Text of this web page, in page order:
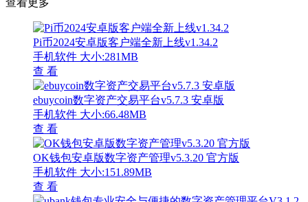
查看更多
Pi币2024安卓版客户端全新上线v1.34.2
手机软件 大小:281MB
查 看
ebuycoin数字资产交易平台v5.7.3 安卓版
手机软件 大小:66.48MB
查 看
OK钱包安卓版数字资产管理v5.3.20 官方版
手机软件 大小:151.89MB
查 看